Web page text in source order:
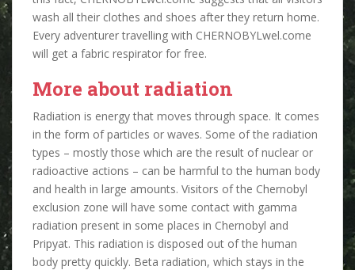
wash all their clothes and shoes after they return home.
Every adventurer travelling with CHERNOBYLwel.come
will get a fabric respirator for free.
More about radiation
Radiation is energy that moves through space. It comes
in the form of particles or waves. Some of the radiation
types – mostly those which are the result of nuclear or
radioactive actions – can be harmful to the human body
and health in large amounts. Visitors of the Chernobyl
exclusion zone will have some contact with gamma
radiation present in some places in Chernobyl and
Pripyat. This radiation is disposed out of the human
body pretty quickly. Beta radiation, which stays in the